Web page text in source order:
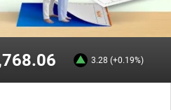
3.28 (+0.19%)